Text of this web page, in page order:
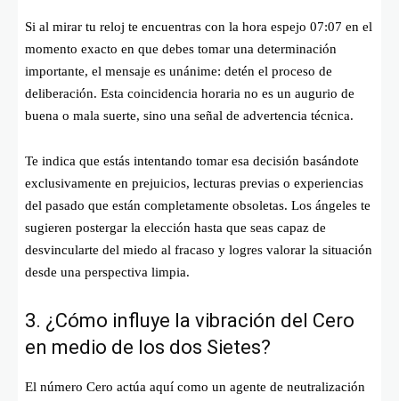
Si al mirar tu reloj te encuentras con la hora espejo 07:07 en el
momento exacto en que debes tomar una determinación
importante, el mensaje es unánime: detén el proceso de
deliberación. Esta coincidencia horaria no es un augurio de
buena o mala suerte, sino una señal de advertencia técnica.
Te indica que estás intentando tomar esa decisión basándote
exclusivamente en prejuicios, lecturas previas o experiencias
del pasado que están completamente obsoletas. Los ángeles te
sugieren postergar la elección hasta que seas capaz de
desvincularte del miedo al fracaso y logres valorar la situación
desde una perspectiva limpia.
3. ¿Cómo influye la vibración del Cero
en medio de los dos Sietes?
El número Cero actúa aquí como un agente de neutralización